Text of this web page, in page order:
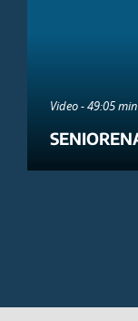
Video - 49:05 min